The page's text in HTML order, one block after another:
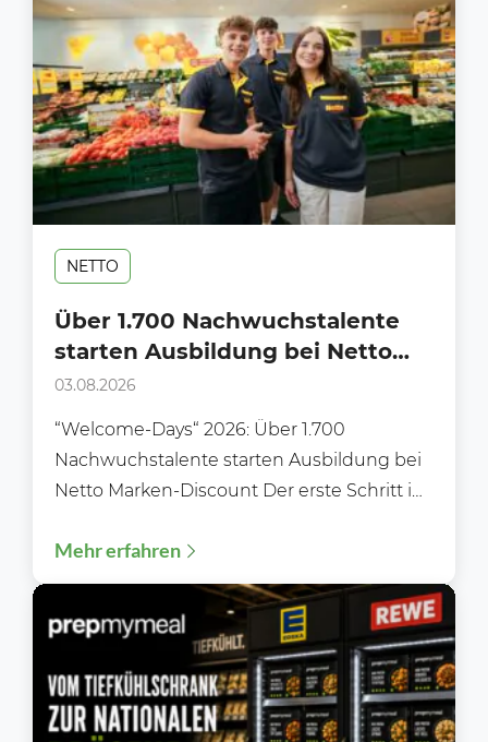
NETTO
Über 1.700 Nachwuchstalente
starten Ausbildung bei Netto
Marken-Discount
03.08.2026
“Welcome-Days“ 2026: Über 1.700
Nachwuchstalente starten Ausbildung bei
Netto Marken-Discount Der erste Schritt ins
Ausbildungsstart 2026: Über 1.700...
Mehr erfahren